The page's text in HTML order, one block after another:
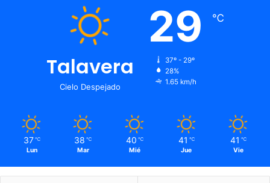
Talavera
Cielo Despejado
29 ℃
37º - 29º
28%
1.65 km/h
37 ℃
Lun
38 ℃
Mar
40 ℃
Mié
41 ℃
Jue
41 ℃
Vie